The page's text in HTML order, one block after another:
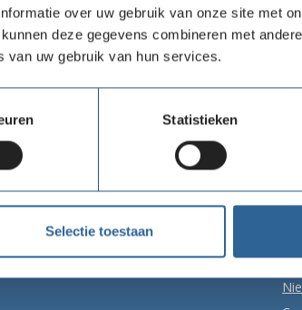
over uw gebruik van onze site met
deze gegevens combineren met
van uw gebruik van hun services.
Statistieken
Selectie toestaan
Is jouw organisatie lid
geen persoonlijk
00